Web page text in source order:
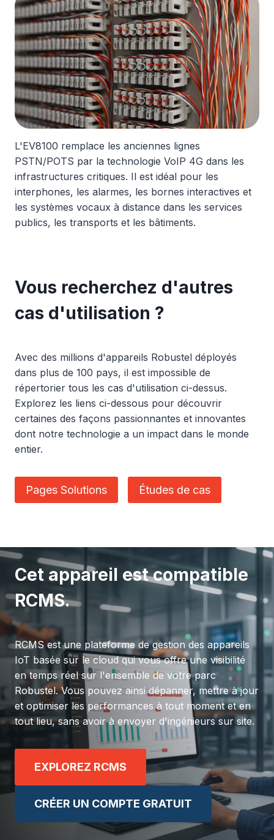
L'EV8100 remplace les anciennes lignes
PSTN/POTS par la technologie VoIP 4G dans les
infrastructures critiques. Il est idéal pour les
interphones, les alarmes, les bornes interactives et
les systèmes vocaux à distance dans les services
publics, les transports et les bâtiments.
Vous recherchez d'autres
cas d'utilisation ?
Avec des millions d'appareils Robustel déployés
dans plus de 100 pays, il est impossible de
répertorier tous les cas d'utilisation ci-dessus.
Explorez les liens ci-dessous pour découvrir
certaines des façons passionnantes et innovantes
dont notre technologie a un impact dans le monde
entier.
Pages Solutions Études de cas
Cet appareil est compatible
RCMS.
RCMS est une plateforme de gestion des appareils
IoT basée sur le cloud qui vous offre une visibilité
en temps réel sur l'ensemble de votre parc
Robustel. Vous pouvez ainsi dépanner, mettre à jour
et optimiser les performances à tout moment et en
tout lieu, sans avoir à envoyer d'ingénieurs sur site.
EXPLOREZ RCMS
CRÉER UN COMPTE GRATUIT